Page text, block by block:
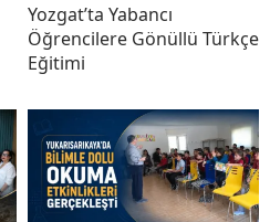
Yozgat’ta Yabancı
Öğrencilere Gönüllü Türkçe
Eğitimi